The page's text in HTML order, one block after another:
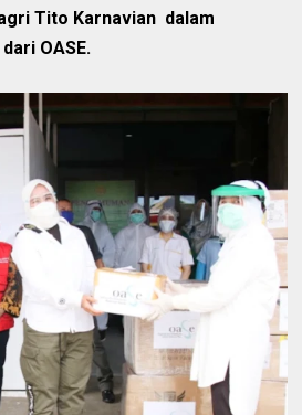
Tito Karnavian dalam
OASE.